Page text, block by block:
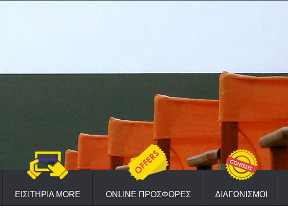
ΕΙΣΙΤΗΡΙΑ MORE ONLINE ΠΡΟΣΦΟΡΕΣ ΔΙΑΓΩΝΙΣΜΟΙ